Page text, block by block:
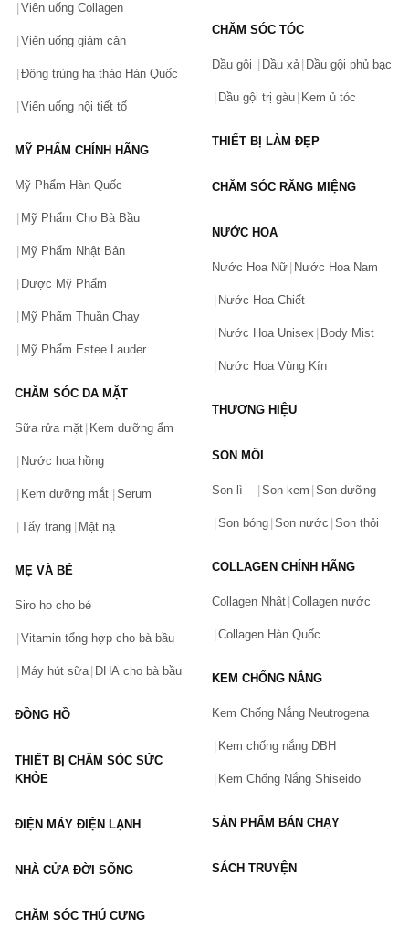
Loại da phù hợp: da dầu, hỗn hợp thiên dầu, da mụn.
2. Kem dưỡng ẩm Neutrogena
Dòng kem dưỡng ẩm Neutrogena với sản phẩm nổi bật đang
được nhiều tín đồ làm đẹp Việt yêu thích sử dụng hiện nay là
và kem dưỡng ẩm Neutrogena Hydro Boost Water Gel - Cream
Extra - Dry Skin cho da khô.
Thành phần: Hyaluronic Acid, Dimethicone (silicone làm mượt),
Bổ sung và duy trì độ ẩm cho da, khắc phục tình trạng da
Củng cố hàng rào bảo vệ da, tăng cường khả năng bảo vệ da
trước các tác nhân gây hại bên ngoài môi trường.
Loại da phù hợp: kem dưỡng ẩm Neutrogena Hydro Boost
Water Gel cho da dầu, kem dưỡng ẩm Neutrogena Hydro Boost
Water Gel - Cream cho da khô.
3. Kem chống nắng Neutrogena Ultra Sheer Dry Touch
Neutrogena Ultra Sheer Dry-Touch Sunscreen SPF 55 là sản
phẩm kem chống nắng Neutrogena với chỉ số chống nắng SPF
UVB, ngăn ngừa các dấu hiệu lão hóa do ánh nắng mặt trời gây
Thành phần:
Homosalate (10%), Octisalate (5%), Octocrylene (2.8%),
A, C, E.
ưu điểm:
Chống nắng, bảo vệ da trước tác hại của tia UVA, UVB.
Chống thấm nước (80 phút).
Tạo độ ẩm cho da nhờ thành phần chứa vitamin A, C, E.
comedogenic).
Neutrogena On The Spot Acne Treatment là kem trị mụn
Bạn gặp vấn đề về sản phẩm hay mua hàng?
Hãy báo lỗi cho chúng tôi. Hoặc gọi cho chúng tôi qua số
Vấn đề(*)
Viên uống Collagen
Viên uống giảm cân
Đông trùng hạ thảo Hàn Quốc
Viên uống nội tiết tố
MỸ PHẨM CHÍNH HÃNG
Mỹ Phẩm Hàn Quốc
Mỹ Phẩm Cho Bà Bầu
Mỹ Phẩm Nhật Bản
Dược Mỹ Phẩm
Mỹ Phẩm Thuần Chay
Mỹ Phẩm Estee Lauder
CHĂM SÓC DA MẶT
Sữa rửa mặt Kem dưỡng ẩm
Nước hoa hồng
Kem dưỡng mắt Serum
Tẩy trang Mặt nạ
MẸ VÀ BÉ
Siro ho cho bé
Vitamin tổng hợp cho bà bầu
Máy hút sữa DHA cho bà bầu
ĐỒNG HỒ
THIẾT BỊ CHĂM SÓC SỨC
KHỎE
ĐIỆN MÁY ĐIỆN LẠNH
NHÀ CỬA ĐỜI SỐNG
CHĂM SÓC THÚ CƯNG
CHĂM SÓC TÓC
Dầu gội Dầu xả Dầu gội phủ bạc
Dầu gội trị gàu Kem ủ tóc
THIẾT BỊ LÀM ĐẸP
CHĂM SÓC RĂNG MIỆNG
NƯỚC HOA
Nước Hoa Nữ Nước Hoa Nam
Nước Hoa Chiết
Nước Hoa Unisex Body Mist
Nước Hoa Vùng Kín
THƯƠNG HIỆU
SON MÔI
Son lì Son kem Son dưỡng
Son bóng Son nước Son thỏi
COLLAGEN CHÍNH HÃNG
Collagen Nhật Collagen nước
Collagen Hàn Quốc
KEM CHỐNG NẮNG
Kem Chống Nắng Neutrogena
Kem chống nắng DBH
Kem Chống Nắng Shiseido
SẢN PHẨM BÁN CHẠY
SÁCH TRUYỆN